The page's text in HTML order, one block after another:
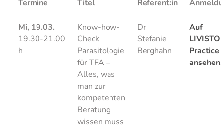
Termine Titel Referent:in
Mi, 19.03.
19.30-21.00
h
Know-how-
Check
Parasitologie
für TFA –
Alles, was
man zur
kompetenten
Beratung
wissen muss
Dr.
Stefanie
Berghahn
Auf
Practice